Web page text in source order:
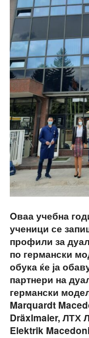
Oваа учебна
ученици се
профили за
по германски
обука ќе ја
партнери на
германски
Marquardt
Dräxlmaier, ЛТХ
Elektrik